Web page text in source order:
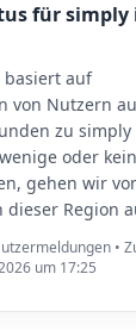
für
basiert auf
von Nutzern
zu
oder
gehen wir
Region
•
um 17:25